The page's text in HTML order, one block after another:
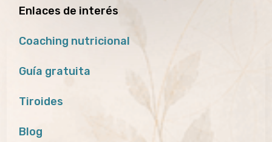
Enlaces de interés
Coaching nutricional
Guía gratuita
Tiroides
Blog